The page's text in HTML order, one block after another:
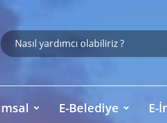
E-Belediye E-